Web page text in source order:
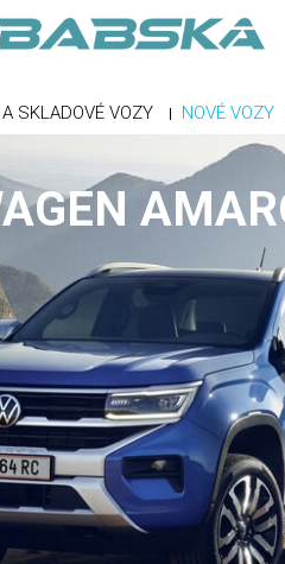
SKLADOVÉ VOZY NOVÉ VOZY